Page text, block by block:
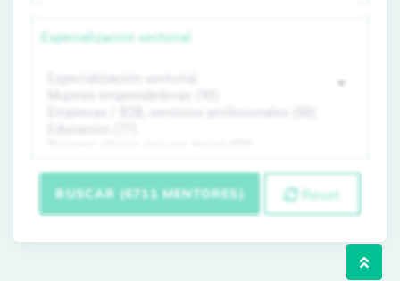
Especialización sectorial
BUSCAR (6711 MENTORES) Reset